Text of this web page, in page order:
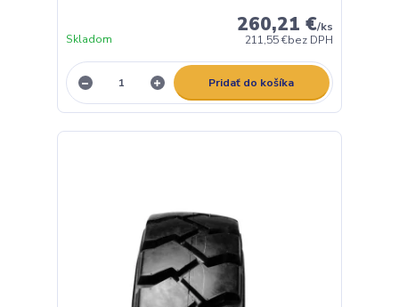
260,21 €/ks
211,55 €bez DPH
Skladom
Pridať do košíka